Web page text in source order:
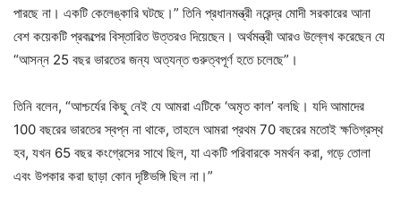
পারছে না। একটি কেলেঙ্কারি ঘটছে।” তিনি প্রধানমন্ত্রী নরেন্দ্র মোদী সরকারের আনা
বেশ কয়েকটি প্রকল্পের বিস্তারিত উত্তরও দিয়েছেন। অর্থমন্ত্রী আরও উল্লেখ করেছেন যে
“আসন্ন 25 বছর ভারতের জন্য অত্যন্ত গুরুত্বপূর্ণ হতে চলেছে”।
তিনি বলেন, “আশ্চর্যের কিছু নেই যে আমরা এটিকে ‘অমৃত কাল’ বলছি। যদি আমাদের
100 বছরের ভারতের স্বপ্ন না থাকে, তাহলে আমরা প্রথম 70 বছরের মতোই ক্ষতিগ্রস্থ
হব, যখন 65 বছর কংগ্রেসের সাথে ছিল, যা একটি পরিবারকে সমর্থন করা, গড়ে তোলা
এবং উপকার করা ছাড়া কোন দৃষ্টিভঙ্গি ছিল না।”